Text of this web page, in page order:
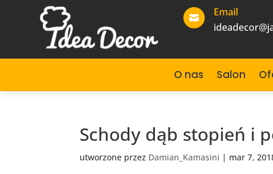

Email
O nas Salon
Schody dąb stopień i
utworzone przez Damian_Kamasini | mar 7,